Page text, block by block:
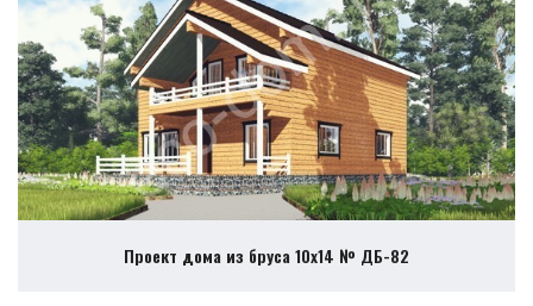
Проект дома из бруса 10х14 № ДБ-82